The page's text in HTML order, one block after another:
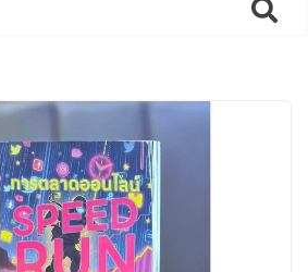
มนักเรียนเพียงเพื่อก้าวเข้าสู่
ยาลัยเท่านั้น แต่ยังเตรียมพวก
ห้พร้อมเป็นผู้กำหนดอนาคต”
ซูเลียน” รวมพลังนักธุรกิจทั่ว
ทศ จัดประชุมใหญ่แห่งปี พบ CEO
ยะวัฒน์” ถ่ายทอดวิสัยทัศน์ธุรกิจ
ฟรีคอนเสิร์ต “โชค รถแห่” ยกวง